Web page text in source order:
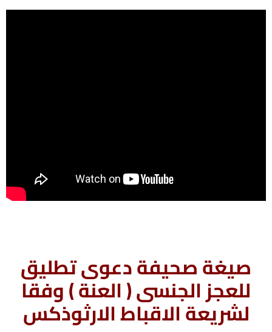
صيغة صحيفة دعوى تطليق
للعجز الجنسى ( العنة ) وفقا
لشريعة الاقباط الارثوذكس